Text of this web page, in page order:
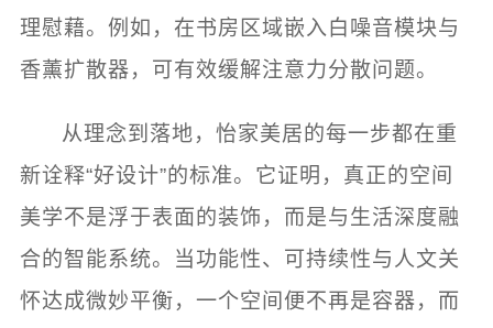
理慰藉。例如，在书房区域嵌入白噪音模块与
香薰扩散器，可有效缓解注意力分散问题。
从理念到落地，怡家美居的每一步都在重
新诠释“好设计”的标准。它证明，真正的空间
美学不是浮于表面的装饰，而是与生活深度融
合的智能系统。当功能性、可持续性与人文关
怀达成微妙平衡，一个空间便不再是容器，而